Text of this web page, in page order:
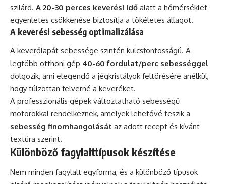
szilárd. A 20-30 perces keverési idő alatt a hőmérséklet
egyenletes csökkenése biztosítja a tökéletes állagot.
A keverési sebesség optimalizálása
A keverőlapát sebessége szintén kulcsfontosságú. A
legtöbb otthoni gép 40-60 fordulat/perc sebességgel
dolgozik, ami elegendő a jégkristályok feltörésére anélkül,
hogy túlzottan felverné a keveréket.
A professzionális gépek változtatható sebességű
motorokkal rendelkeznek, amelyek lehetővé teszik a
sebesség finomhangolását az adott recept és kívánt
textúra szerint.
Különböző fagylalttípusok készítése
Nem minden fagylalt egyforma, és a különböző típusok